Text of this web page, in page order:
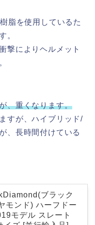
脂を使用しているた
。
撃によりヘルメット
、重くなります。
すが、ハイブリッド/
、長時間付けている
ブラック
モンド) ハーフドー
モデル スレート